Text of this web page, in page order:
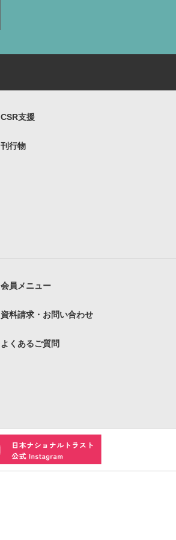
CSR支援
刊行物
会員メニュー
資料請求・お問い合わせ
よくあるご質問